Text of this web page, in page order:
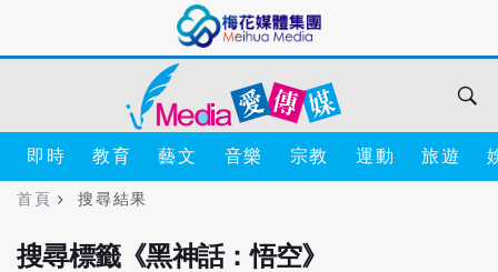
即時 教育 藝文 音樂 宗教 運動 旅遊
首頁 搜尋結果
搜尋標籤《黑神話：悟空》